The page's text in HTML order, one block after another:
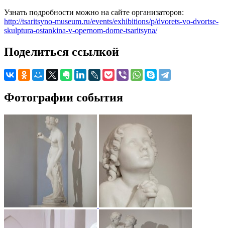
Узнать подробности можно на сайте организаторов:
http://tsaritsyno-museum.ru/events/exhibitions/p/dvorets-vo-dvortse-
skulptura-ostankina-v-opernom-dome-tsaritsyna/
Поделиться ссылкой
Фотографии события